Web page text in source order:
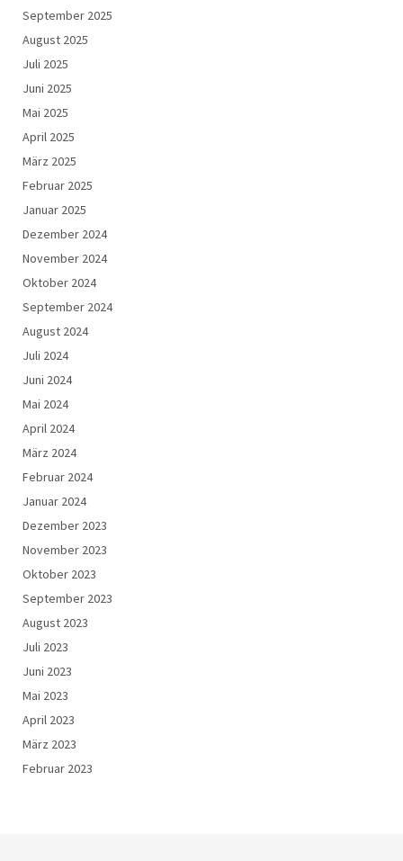
September 2025
August 2025
Juli 2025
Juni 2025
Mai 2025
April 2025
März 2025
Februar 2025
Januar 2025
Dezember 2024
November 2024
Oktober 2024
September 2024
August 2024
Juli 2024
Juni 2024
Mai 2024
April 2024
März 2024
Februar 2024
Januar 2024
Dezember 2023
November 2023
Oktober 2023
September 2023
August 2023
Juli 2023
Juni 2023
Mai 2023
April 2023
März 2023
Februar 2023